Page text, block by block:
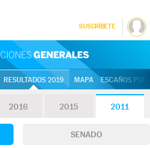
SUSCRÍBETE
RESULTADOS 2019 MAPA ESCAÑOS
2016 2015 2011
SENADO